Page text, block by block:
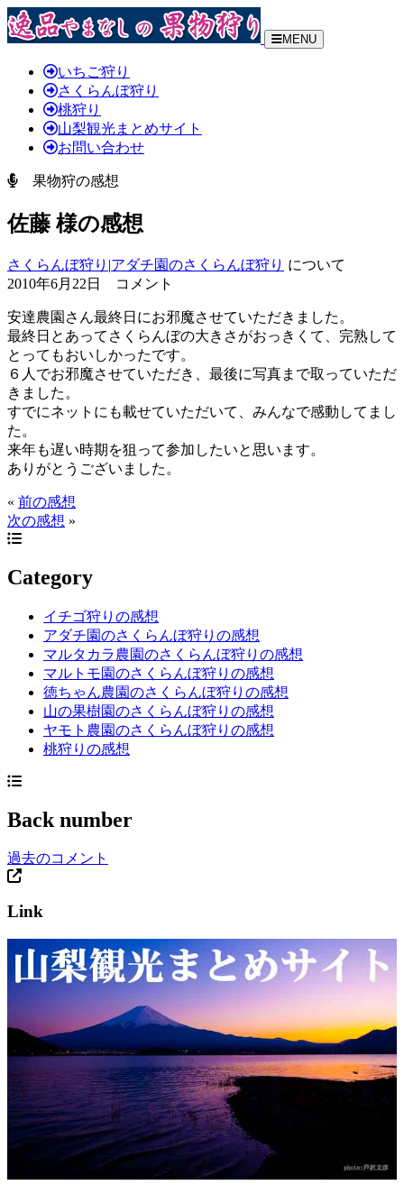
MENU
いちご狩り
さくらんぼ狩り
桃狩り
山梨観光まとめサイト
お問い合わせ
果物狩の感想
佐藤 様の感想
さくらんぼ狩り |アダチ園のさくらんぼ狩り について
2010年6月22日 コメント
安達農園さん最終日にお邪魔させていただきました。
最終日とあってさくらんぼの大きさがおっきくて、完熟して
とってもおいしかったです。
６人でお邪魔させていただき、最後に写真まで取っていただ
きました。
すでにネットにも載せていただいて、みんなで感動してまし
た。
来年も遅い時期を狙って参加したいと思います。
ありがとうございました。
« 前の感想
次の感想 »
Category
イチゴ狩りの感想
アダチ園のさくらんぼ狩りの感想
マルタカラ農園のさくらんぼ狩りの感想
マルトモ園のさくらんぼ狩りの感想
徳ちゃん農園のさくらんぼ狩りの感想
山の果樹園のさくらんぼ狩りの感想
ヤモト農園のさくらんぼ狩りの感想
桃狩りの感想
Back number
過去のコメント
Link